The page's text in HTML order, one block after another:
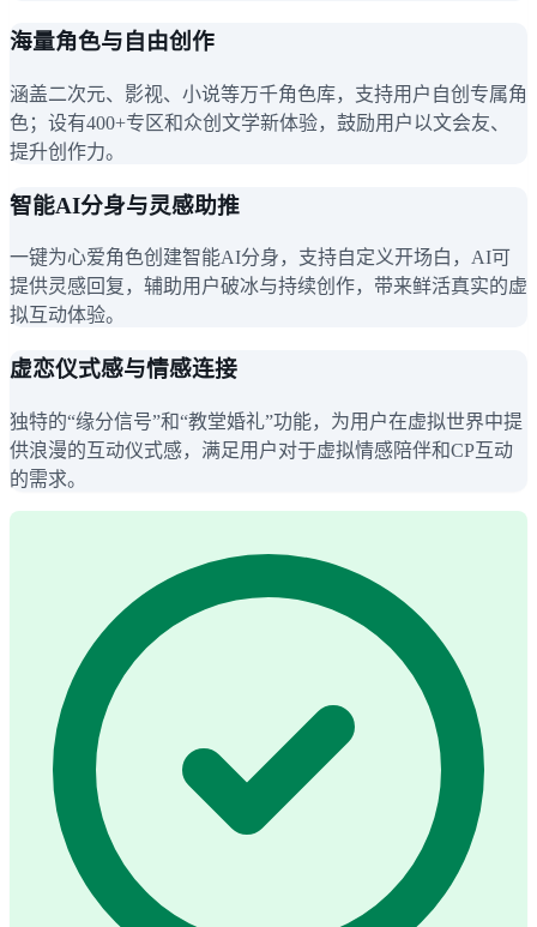
海量角色与自由创作
涵盖二次元、影视、小说等万千角色库，支持用户自创专属角
色；设有400+专区和众创文学新体验，鼓励用户以文会友、
提升创作力。
智能AI分身与灵感助推
一键为心爱角色创建智能AI分身，支持自定义开场白，AI可
提供灵感回复，辅助用户破冰与持续创作，带来鲜活真实的虚
拟互动体验。
虚恋仪式感与情感连接
独特的“缘分信号”和“教堂婚礼”功能，为用户在虚拟世界中提
供浪漫的互动仪式感，满足用户对于虚拟情感陪伴和CP互动
的需求。